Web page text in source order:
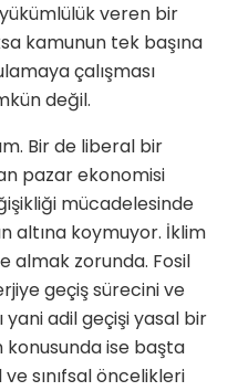
veren bir
kamunun tek başına
çalışması
değil.
Bir de liberal bir
pazar ekonomisi
mücadelesinde
altına koymuyor. İklim
almak zorunda. Fosil
geçiş sürecini ve
yani adil geçişi yasal bir
konusunda ise başta
sınıfsal öncelikleri